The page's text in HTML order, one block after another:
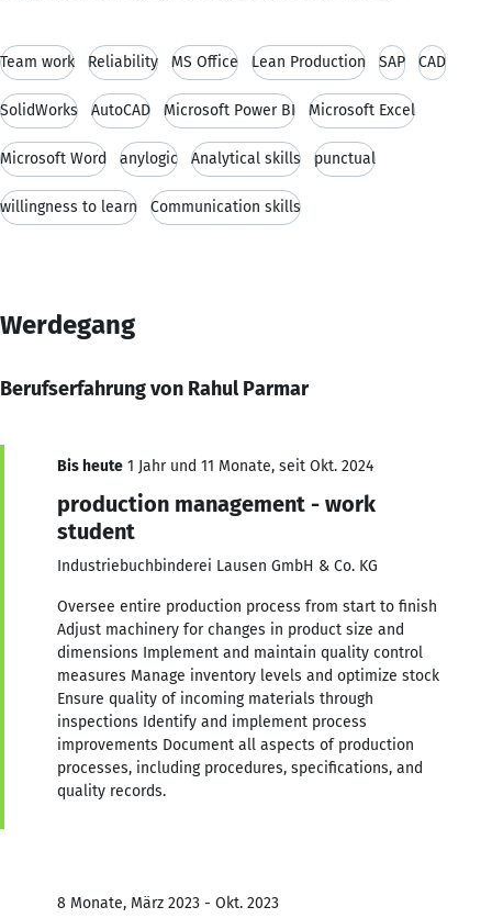
Team work Reliability MS Office Lean Production SAP CAD
SolidWorks AutoCAD Microsoft Power BI Microsoft Excel
Microsoft Word anylogic Analytical skills punctual
willingness to learn Communication skills
Werdegang
Berufserfahrung von Rahul Parmar
Bis heute 1 Jahr und 11 Monate, seit Okt. 2024
production management - work
student
Industriebuchbinderei Lausen GmbH & Co. KG
Oversee entire production process from start to finish
Adjust machinery for changes in product size and
dimensions Implement and maintain quality control
measures Manage inventory levels and optimize stock
Ensure quality of incoming materials through
inspections Identify and implement process
improvements Document all aspects of production
processes, including procedures, specifications, and
quality records.
8 Monate, März 2023 - Okt. 2023